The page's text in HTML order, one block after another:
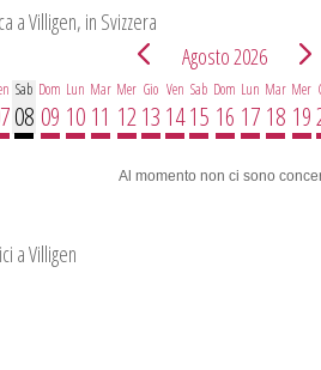
a Villigen, in Svizzera
Agosto 2026
Sab
08
Dom
09
Lun
10
Mar
11
Mer
12
Gio
13
Ven
14
Sab
15
Dom
16
Lun
17
Mar
18
Mer
19
Al momento non ci sono
a Villigen